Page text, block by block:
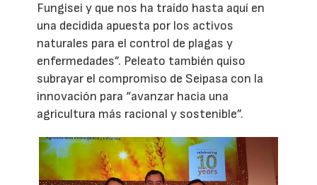
Fungisei y que nos ha traído hasta aquí en
una decidida apuesta por los activos
naturales para el control de plagas y
enfermedades”. Peleato también quiso
subrayar el compromiso de Seipasa con la
innovación para “avanzar hacia una
agricultura más racional y sostenible”.